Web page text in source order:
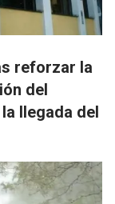
reforzar la
del
llegada del